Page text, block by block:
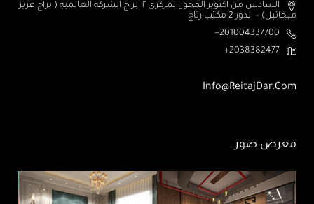
السادس من اكتوبر المحور المركزى ٢ أبراج الشركة العالمية (ابراج عزيز
ميخائيل) – الدور 2 مكتب رتاج
201004337700+
2038382477+
Info@ReitajDar.com
معرض صور